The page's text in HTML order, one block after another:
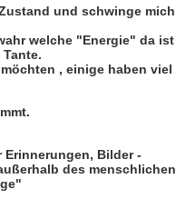
und schwinge mich
welche "Energie" da ist
, einige haben viel
Bilder -
des menschlichen